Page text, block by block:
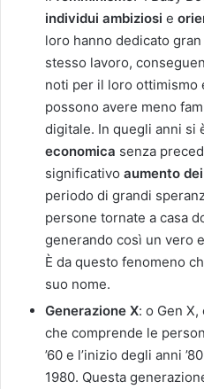
individui ambiziosi e
loro hanno dedicato
stesso lavoro,
noti per il loro ottimismo
possono avere meno
digitale. In quegli anni si
economica senza
significativo aumento
periodo di grandi
persone tornate a casa
generando così un vero
È da questo fenomeno
suo nome.
Generazione X: o Gen
che comprende le
’60 e l’inizio degli anni
1980. Questa